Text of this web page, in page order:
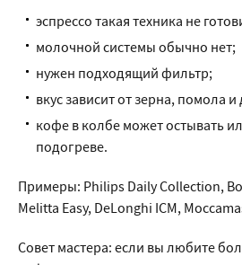
эспрессо такая техника не
молочной системы обычно нет;
нужен подходящий фильтр;
вкус зависит от зерна, помола
кофе в колбе может остывать
подогреве.
Примеры: Philips Daily Collection,
Melitta Easy, DeLonghi ICM,
Совет мастера: если вы любите